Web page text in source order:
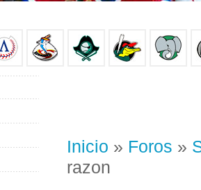
Inicio » Foros »
razon